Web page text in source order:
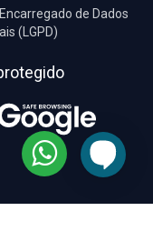
de Dados
(LGPD)